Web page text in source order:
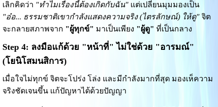
เลิกคิดว่า "ทำไมเรื่องนี้ต้องเกิดกับฉัน"แต่เปลี่ยนมุมมองเป็น
"อ๋อ... ธรรมชาติเขากำลังแสดงความจริง (ไตรลักษณ์) ให้ดู"จิต
จะกลายสภาพจาก "ผู้ทุกข์" มาเป็นเพียง "ผู้ดู" ที่เป็นกลาง
Step 4: ลงมือแก้ด้วย "หน้าที่" ไม่ใช่ด้วย "อารมณ์"
(โยนิโสมนสิการ)
เมื่อใจไม่ทุกข์ จิตจะโปร่ง โล่ง และมีกำลังมากที่สุด มองเห็ความ
จริงชัดเจนขึ้น แก้ปัญหาได้ด้วยปัญญา